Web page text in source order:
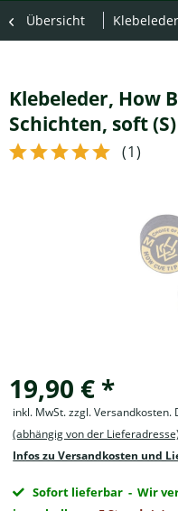
Übersicht
Klebeleder, How
Schichten, soft (S)
(1)
19,90 € *
inkl. MwSt. zzgl.
(abhängig von der
Infos zu Versandkosten und
Sofort lieferbar - Wir